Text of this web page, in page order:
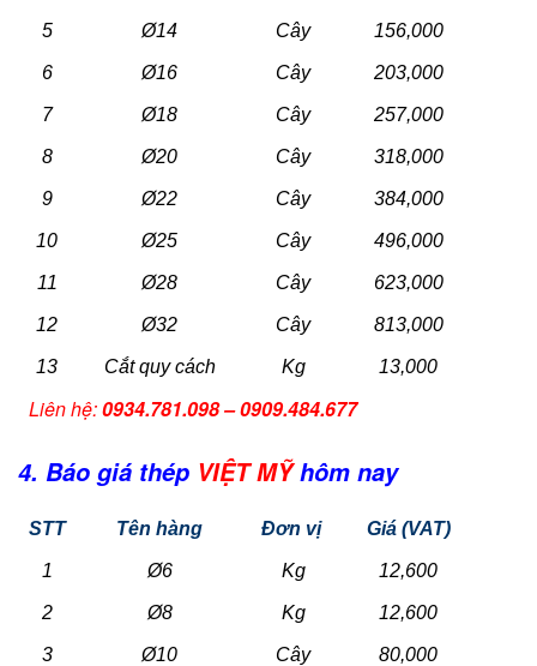
5 Ø14 Cây 156,000
6 Ø16 Cây 203,000
7 Ø18 Cây 257,000
8 Ø20 Cây 318,000
9 Ø22 Cây 384,000
10 Ø25 Cây 496,000
11 Ø28 Cây 623,000
12 Ø32 Cây 813,000
13 Cắt quy cách Kg 13,000
Liên hệ:0934.781.098 – 0909.484.677
4. Báo giá thép VIỆT MỸ hôm nay
STT Tên hàng Đơn vị Giá (VAT)
1 Ø6 Kg 12,600
2 Ø8 Kg 12,600
3 Ø10 Cây 80,000